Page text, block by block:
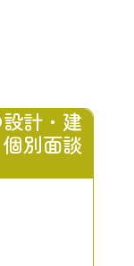
計・建
別面談